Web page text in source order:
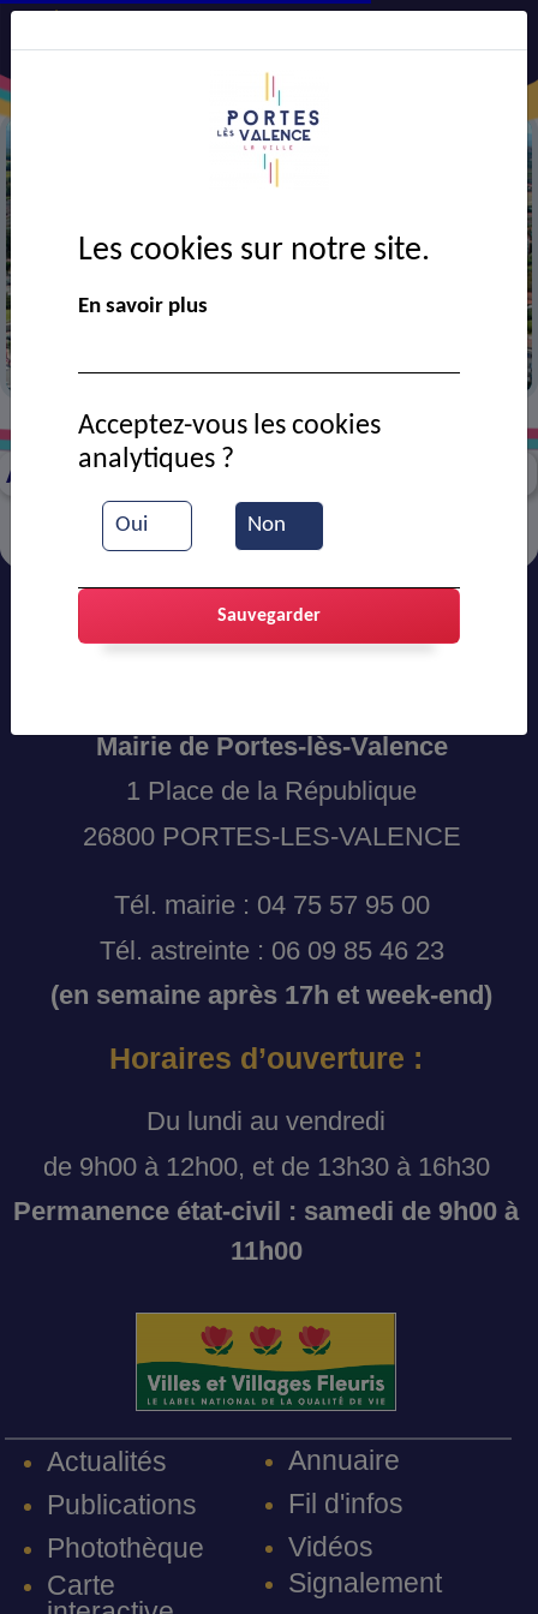
> Travaux en cours > Coupure de courant ENEDIS
Aucun travaux correspondants
Mairie de Portes-lès-Valence
1 Place de la République
26800 PORTES-LES-VALENCE
Tél. mairie : 04 75 57 95 00
Tél. astreinte : 06 09 85 46 23
(en semaine après 17h et week-end)
Horaires d’ouverture :
Du lundi au vendredi
de 9h00 à 12h00, et de 13h30 à 16h30
Permanence état-civil : samedi de 9h00 à
11h00
Actualités
Publications
Photothèque
Carte
Annuaire
Fil d'infos
Vidéos
Signalement
Les cookies sur notre site.
En savoir plus
Oui Non
Acceptez-vous les cookies
analytiques ?
Sauvegarder